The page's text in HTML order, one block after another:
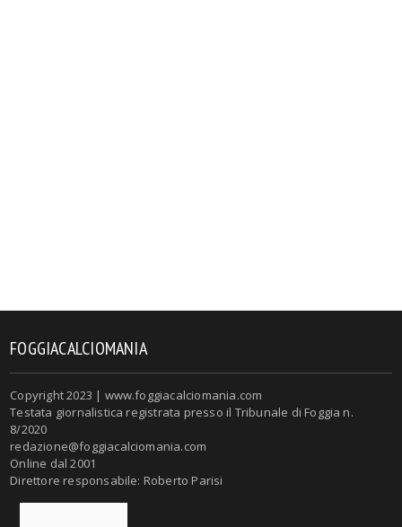
FOGGIACALCIOMANIA
Copyright 2023 | www.foggiacalciomania.com
Testata giornalistica registrata presso il Tribunale di Foggia n.
8/2020
redazione@foggiacalciomania.com
Online dal 2001
Direttore responsabile: Roberto Parisi